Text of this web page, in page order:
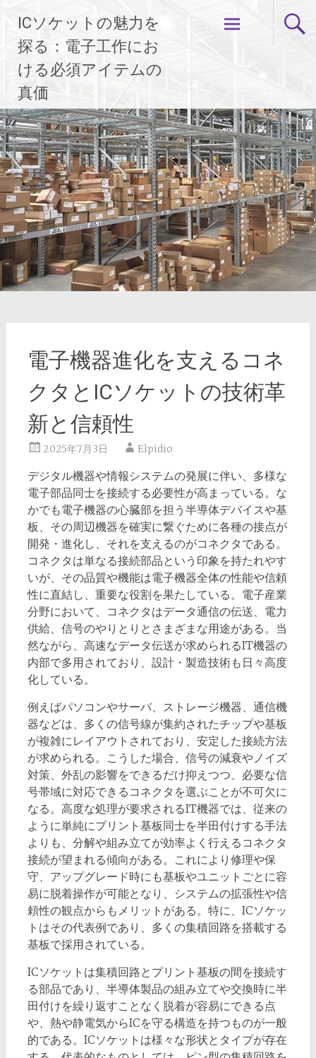
ス
キ
ッ
プ
ICソケットの魅力を
探る：電子工作にお
ける必須アイテムの
真価
電子機器進化を支えるコネ
クタとICソケットの技術革
新と信頼性
2025年7月3日 Elpidio
デジタル機器や情報システムの発展に伴い、多様な
電子部品同士を接続する必要性が高まっている。 な
かでも電子機器の心臓部を担う半導体デバイスや基
板、その周辺機器を確実に繋ぐために各種の接点が
開発・進化し、それを支えるのがコネクタである。
コネクタは単なる接続部品という印象を持たれやす
いが、その品質や機能は電子機器全体の性能や信頼
性に直結し、重要な役割を果たしている。電子産業
分野において、コネクタはデータ通信の伝送、電力
供給、信号のやりとりとさまざまな用途がある。当
然ながら、高速なデータ伝送が求められるIT機器の
内部で多用されており、設計・製造技術も日々高度
化している。
例えばパソコンやサーバ、ストレージ機器、通信機
器などは、多くの信号線が集約されたチップや基板
が複雑にレイアウトされており、安定した接続方法
が求められる。こうした場合、信号の減衰やノイズ
対策、外乱の影響をできるだけ抑えつつ、必要な信
号帯域に対応できるコネクタを選ぶことが不可欠に
なる。高度な処理が要求されるIT機器では、従来の
ように単純にプリント基板同士を半田付けする手法
よりも、分解や組み立てが効率よく行えるコネクタ
接続が望まれる傾向がある。これにより修理や保
守、アップグレード時にも基板やユニットごとに容
易に脱着操作が可能となり、システムの拡張性や信
頼性の観点からもメリットがある。特に、ICソケッ
トはその代表例であり、多くの集積回路を搭載する
基板で採用されている。
ICソケットは集積回路とプリント基板の間を接続す
る部品であり、半導体製品の組み立てや交換時に半
田付けを繰り返すことなく脱着が容易にできる点
や、熱や静電気からICを守る構造を持つものが一般
的である。ICソケットは様々な形状とタイプが存在